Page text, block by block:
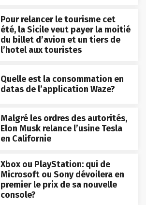
Pour relancer le tourisme cet
été, la Sicile veut payer la moitié
du billet d’avion et un tiers de
l’hotel aux touristes
Quelle est la consommation en
datas de l’application Waze?
Malgré les ordres des autorités,
Elon Musk relance l’usine Tesla
en Californie
Xbox ou PlayStation: qui de
Microsoft ou Sony dévoilera en
premier le prix de sa nouvelle
console?